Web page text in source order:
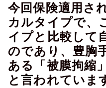
今回保険適用さ
カルタイプで、
イプと比較して
のであり、豊胸
ある「被膜拘縮
と言われていま